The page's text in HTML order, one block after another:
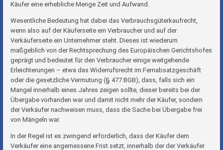
Käufer eine erhebliche Menge Zeit und Aufwand.
Wesentliche Bedeutung hat dabei das Verbrauchsgüterkaufrecht,
wenn also auf der Käuferseite ein Verbraucher und auf der
Verkäuferseite ein Unternehmer steht. Dieses ist wiederum
maßgeblich von der Rechtsprechung des Europäischen Gerichtshofes
geprägt und bedeutet für den Verbraucher einige weitgehende
Erleichterungen – etwa das Widerrufsrecht im Fernabsatzgeschäft
oder die gesetzliche Vermutung (§ 477 BGB), dass, falls sich ein
Mangel innerhalb eines Jahres zeigen sollte, dieser bereits bei der
Übergabe vorhanden war und damit nicht mehr der Käufer, sondern
der Verkäufer nachweisen muss, dass die Sache bei Übergabe frei
von Mängeln war.
In der Regel ist es zwingend erforderlich, dass der Käufer dem
Verkäufer eine angemessene Frist setzt, innerhalb der der Verkäufer